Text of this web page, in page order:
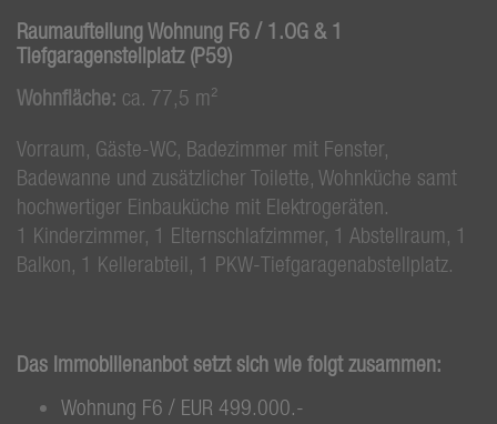
Raumaufteilung Wohnung F6 / 1.OG & 1
Tiefgaragenstellplatz (P59)
Wohnfläche: ca. 77,5 m²
Vorraum, Gäste-WC, Badezimmer mit Fenster,
Badewanne und zusätzlicher Toilette, Wohnküche samt
hochwertiger Einbauküche mit Elektrogeräten.
1 Kinderzimmer, 1 Elternschlafzimmer, 1 Abstellraum, 1
Balkon, 1 Kellerabteil, 1 PKW-Tiefgaragenabstellplatz.
Das Immobilienanbot setzt sich wie folgt zusammen:
Wohnung F6 / EUR 499.000.-